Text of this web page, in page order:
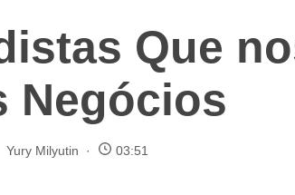
Que
Negócios
Yury Milyutin 03:51